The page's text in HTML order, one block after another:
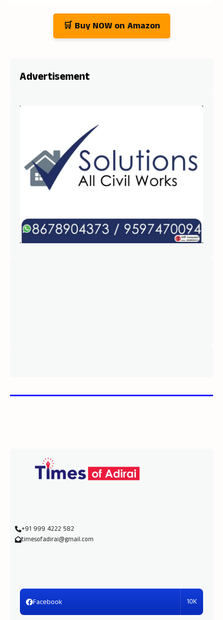
🛒 Buy NOW on Amazon
Advertisement
+91 999 4222 582
timesofadirai@gmail.com
Facebook 10K